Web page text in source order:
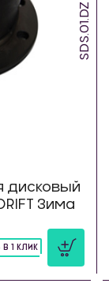
SDS.01.DZ
дисковый
Зима
В 1 КЛИК